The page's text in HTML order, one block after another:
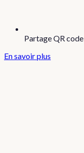
Partage QR code
En savoir plus